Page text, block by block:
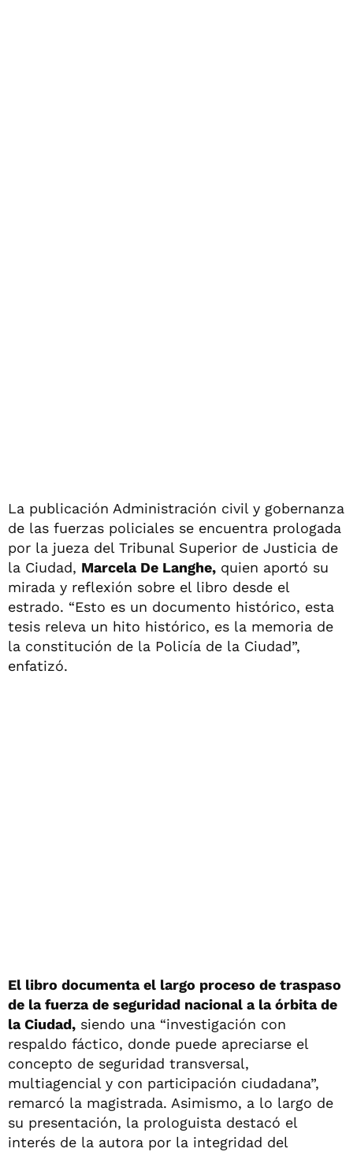
La publicación Administración civil y gobernanza
de las fuerzas policiales se encuentra prologada
por la jueza del Tribunal Superior de Justicia de
la Ciudad, Marcela De Langhe, quien aportó su
mirada y reflexión sobre el libro desde el
estrado. “Esto es un documento histórico, esta
tesis releva un hito histórico, es la memoria de
la constitución de la Policía de la Ciudad”,
enfatizó.
El libro documenta el largo proceso de traspaso
de la fuerza de seguridad nacional a la órbita de
la Ciudad, siendo una “investigación con
respaldo fáctico, donde puede apreciarse el
concepto de seguridad transversal,
multiagencial y con participación ciudadana”,
remarcó la magistrada. Asimismo, a lo largo de
su presentación, la prologuista destacó el
interés de la autora por la integridad del